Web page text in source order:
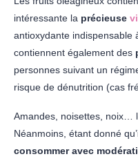
intéressante la précieuse
antioxydante indispensable
contiennent également des
personnes suivant un
risque de dénutrition (cas
Amandes, noisettes, noix…
Néanmoins, étant donné
consommer avec